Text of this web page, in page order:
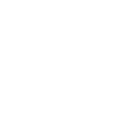
。なるべくお早めにお召